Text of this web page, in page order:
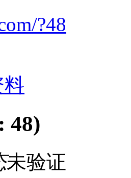
?48
48)
未验证